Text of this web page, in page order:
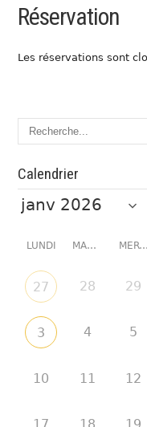
Réservation
Les réservations sont
Calendrier
LUNDI MARDI MERCREDI
27 28 29
3 4 5
10 11 12